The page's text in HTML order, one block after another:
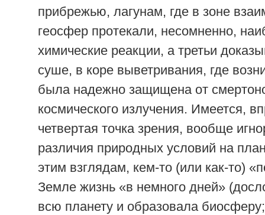
прибрежью, лагунам, где в зоне
геосфер протекали, несомненно,
химические реакции, а третьи
суше, в коре выветривания, где
была надежно защищена от
космического излучения. Имеется,
четвертая точка зрения, вообще
различия природных условий на
этим взглядам, кем-то (или как-то)
Земле жизнь «в немного дней»
всю планету и образовала